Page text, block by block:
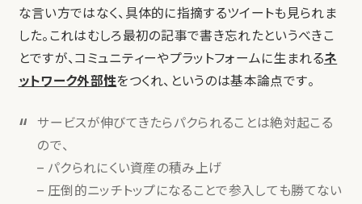
な言い方ではなく、具体的に指摘するツイートも見られま
した。これはむしろ最初の記事で書き忘れたというべきこ
とですが、コミュニティーやプラットフォームに生まれるネ
ットワーク外部性をつくれ、というのは基本論点です。
サービスが伸びてきたらパクられることは絶対起こる
ので、
– パクられにくい資産の積み上げ
– 圧倒的ニッチトップになることで参入しても勝てない